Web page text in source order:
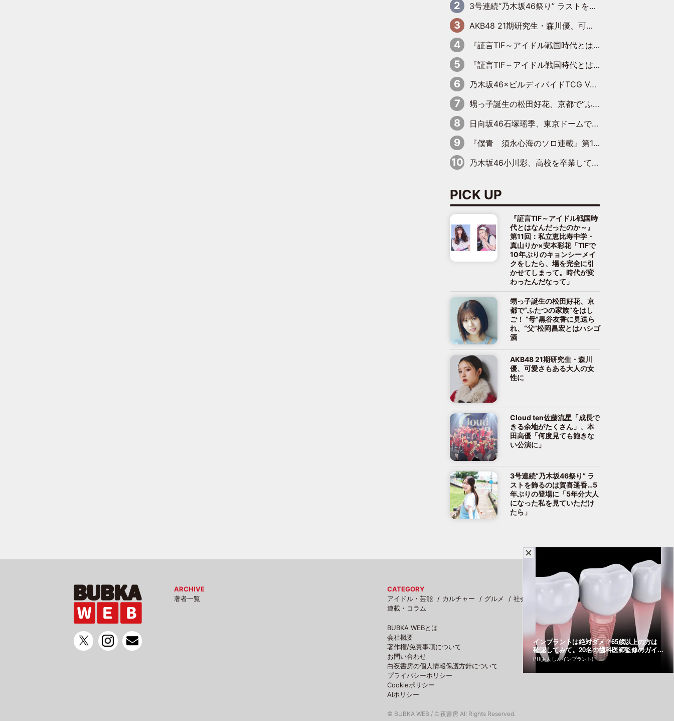
3号連続“乃木坂46祭り” ラストを飾るのは賀喜遥香…5年ぶりの登場に「5年分大人になった私を見ていただけたら」
AKB48 21期研究生・森川優、可愛さもある大人の女性に
『証言TIF～アイドル戦国時代とはなんだったのか～』第11回：私立恵比寿中学・真山りか×安本彩花「TIFで10年ぶりのキョンシーメイクをしたら、場を完全に引かせてしまって。時代が変わったんだなって」
『証言TIF～アイドル戦国時代とはなんだったのか～』第10回：さくら学院・武藤彩未×飯田らうら「正直、中3で辞めるというのを信じてなくて。そう言われてはいたけど、嘘でしょって」
乃木坂46×ビルディバイドTCG Vol.2公開 賀喜遥香＆田村真佑が『京まふ』ステージに登壇
甥っ子誕生の松田好花、京都で“ふたつの家族”をはしご！ “母”黒谷友香に見送られ、“父”松岡昌宏とはハシゴ酒
日向坂46石塚瑶季、東京ドームで“観戦バレ”！ ナイツ・塙も認めた「巨人に詳しすぎるアイドル」は元VENUSスクール生で杉内コーチ推し⁉
『僕青 須永心海のソロ連載』第18回：「バーゲンセールハンターみうな inしまむら」編
乃木坂46小川彩、高校を卒業して初めてのグラビア「大人になった感じがしました(笑)」
PICK UP
『証言TIF～アイドル戦国時
代とはなんだったのか～』
第11回：私立恵比寿中学・
真山りか×安本彩花「TIFで
10年ぶりのキョンシーメイ
クをしたら、場を完全に引
かせてしまって。時代が変
わったんだなって」
甥っ子誕生の松田好花、京
都で“ふたつの家族”をはし
ご！ “母”黒谷友香に見送ら
れ、“父”松岡昌宏とはハシゴ
酒
AKB48 21期研究生・森川
優、可愛さもある大人の女
性に
Cloud ten佐藤流星「成長で
きる余地がたくさん」、本
田高優「何度見ても飽きな
い公演に」
3号連続“乃木坂46祭り” ラ
ストを飾るのは賀喜遥香…5
年ぶりの登場に「5年分大人
になった私を見ていただけ
たら」
ARCHIVE
著者一覧
CATEGORY
アイドル・芸能
カルチャー グルメ 社会
連載・コラム
BUBKA WEBとは
会社概要
著作権/免責事項について
お問い合わせ
白夜書房の個人情報保護方針について
プライバシーポリシー
Cookieポリシー
AIポリシー
© BUBKA WEB / 白夜書房 All Rights Reserved.
インプラントは絶対ダメ？65歳以上の方は
確認してみて。20名の歯科医師監修のガイ...
PR(あんしんインプラント)